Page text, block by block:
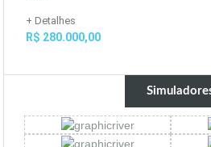
+ Detalhes
R$ 280.000,00